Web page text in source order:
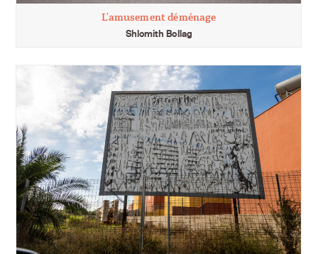
L’amusement déménage
Shlomith Bollag